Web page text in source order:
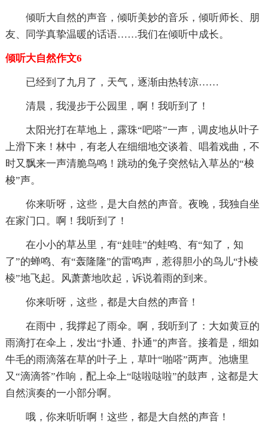
倾听大自然的声音，倾听美妙的音乐，倾听师长、朋
友、同学真挚温暖的话语……我们在倾听中成长。
倾听大自然作文6
已经到了九月了，天气，逐渐由热转凉……
清晨，我漫步于公园里，啊！我听到了！
太阳光打在草地上，露珠“吧嗒”一声，调皮地从叶子
上滑下来！林中，有老人在细细地交谈着、唱着戏曲，不
时又飘来一声清脆鸟鸣！跳动的兔子突然钻入草丛的“梭
梭”声。
你来听呀，这些，是大自然的声音。夜晚，我独自坐
在家门口。啊！我听到了！
在小小的草丛里，有“娃哇”的蛙鸣、有“知了，知
了”的蝉鸣、有“轰隆隆”的雷鸣声，惹得胆小的鸟儿“扑棱
棱”地飞起。风萧萧地吹起，诉说着雨的到来。
你来听呀，这些，都是大自然的声音！
在雨中，我撑起了雨伞。啊，我听到了：大如黄豆的
雨滴打在伞上，发出“扑通、扑通”的声音。接着是，细如
牛毛的雨滴落在草的叶子上，草叶“啪嗒”两声。池塘里
又“滴滴答”作响，配上伞上“哒啦哒啦”的鼓声，这都是大
自然演奏的一小部分啊。
哦，你来听听啊！这些，都是大自然的声音！